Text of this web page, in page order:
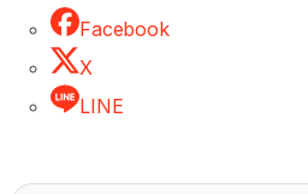
Facebook
X
LINE